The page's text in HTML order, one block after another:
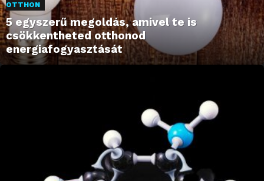
OTTHON
5 egyszerű megoldás, amivel te is
csökkentheted otthonod
energiafogyasztását